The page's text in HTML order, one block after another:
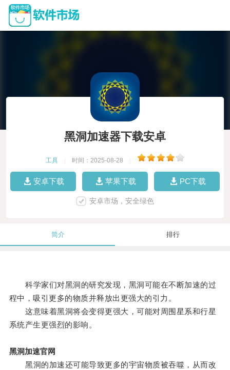
黑洞加速器下载安卓
工具 时间：2025-08-28
安卓下载 苹果下载 PC下载
安卓市场，安全绿色
简介 排行
科学家们对黑洞的研究发现，黑洞可能在不断加速的过
程中，吸引更多的物质并释放出更强大的引力。
这意味着黑洞将会变得更强大，可能对周围星系和行星
系统产生更强烈的影响。
黑洞加速官网
黑洞的加速还可能导致更多的宇宙物质被吞噬，从而改